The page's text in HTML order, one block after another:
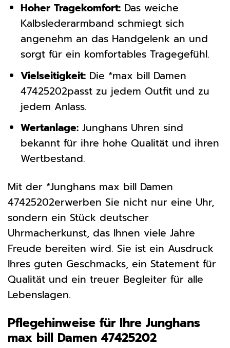
Hoher Tragekomfort:Das weiche
Kalbslederarmband schmiegt sich
angenehm an das Handgelenk an und
sorgt für ein komfortables Tragegefühl.
Vielseitigkeit:Die *max bill Damen
47425202passt zu jedem Outfit und zu
jedem Anlass.
Wertanlage:Junghans Uhren sind
bekannt für ihre hohe Qualität und ihren
Wertbestand.
Mit der *Junghans max bill Damen
47425202erwerben Sie nicht nur eine Uhr,
sondern ein Stück deutscher
Uhrmacherkunst, das Ihnen viele Jahre
Freude bereiten wird. Sie ist ein Ausdruck
Ihres guten Geschmacks, ein Statement für
Qualität und ein treuer Begleiter für alle
Lebenslagen.
Pflegehinweise für Ihre Junghans
max bill Damen 47425202